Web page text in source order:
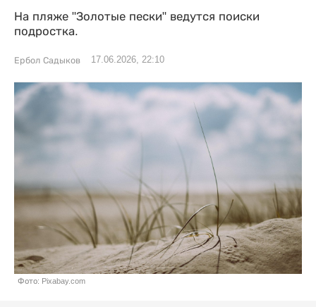
На пляже "Золотые пески" ведутся поиски
подростка.
Ербол Садыков 17.06.2026, 22:10
Фото: Pixabay.com